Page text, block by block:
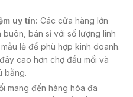
uy tín: Các cửa hàng lớn
bán sỉ với số lượng linh
lẻ để phù hợp kinh doanh.
cao hơn chợ đầu mối và
bằng.
mang đến hàng hóa đa